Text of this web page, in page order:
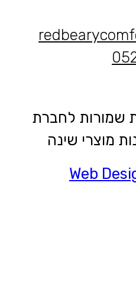
שמורות לחברת
Web